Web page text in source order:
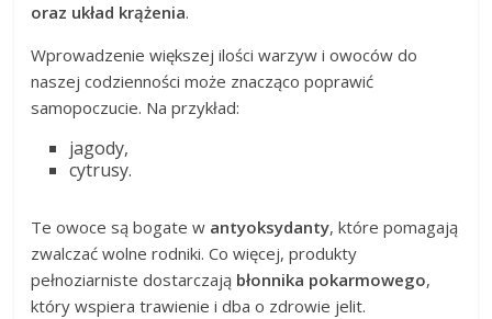
oraz układ krążenia.
Wprowadzenie większej ilości warzyw i owoców do
naszej codzienności może znacząco poprawić
samopoczucie. Na przykład:
jagody,
cytrusy.
Te owoce są bogate w antyoksydanty, które pomagają
zwalczać wolne rodniki. Co więcej, produkty
pełnoziarniste dostarczają błonnika pokarmowego,
który wspiera trawienie i dba o zdrowie jelit.